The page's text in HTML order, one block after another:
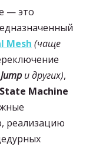
— это
Mesh (чаще
Jump и других),
State Machine
реализацию